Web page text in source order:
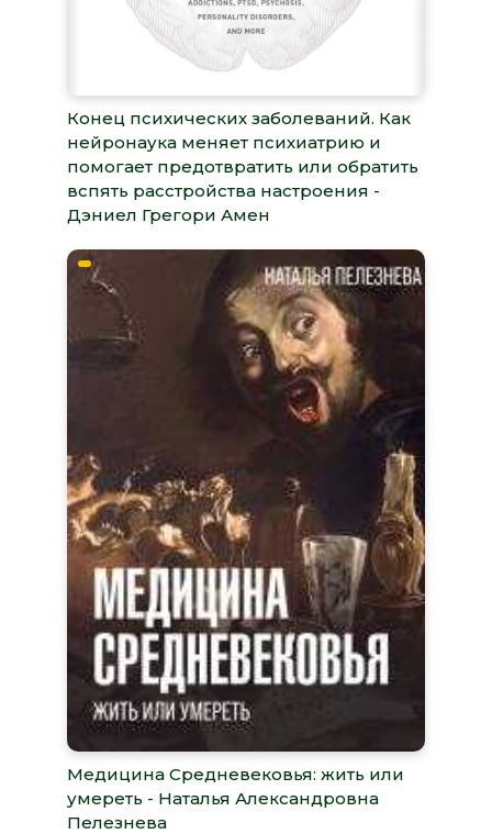
Конец психических заболеваний. Как
нейронаука меняет психиатрию и
помогает предотвратить или обратить
вспять расстройства настроения -
Дэниел Грегори Амен
Медицина Средневековья: жить или
умереть - Наталья Александровна
Пелезнева